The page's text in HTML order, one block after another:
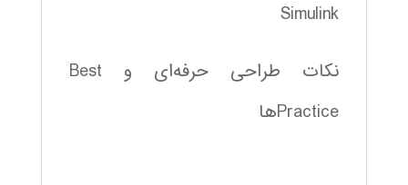
Simulink
نکات طراحی حرفه‌ای و Best
Practiceها